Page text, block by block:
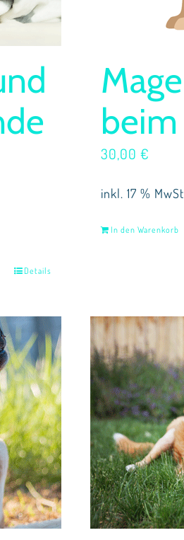
Details
30,00 €
inkl. 17 %
In den Warenkorb